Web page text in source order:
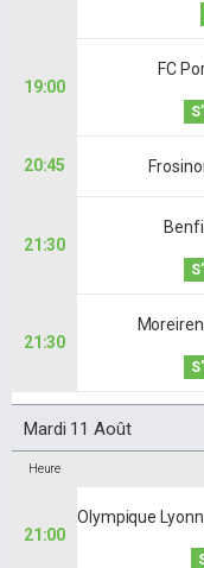
19:00
FC
20:45
21:30
21:30
Mardi 11 Août
Heure
21:00